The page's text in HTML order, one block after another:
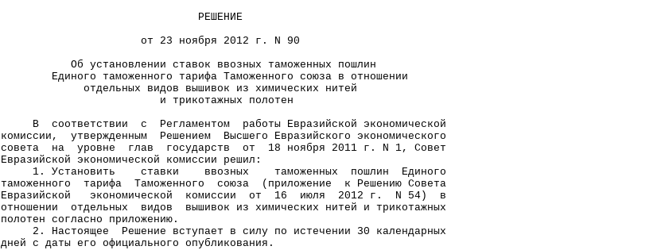
                               РЕШЕНИЕ
                      от 23 ноября 2012 г. N 90
           Об установлении ставок ввозных таможенных пошлин
        Единого таможенного тарифа Таможенного союза в отношении
             отдельных видов вышивок из химических нитей
                         и трикотажных полотен
     В  соответствии  с  Регламентом  работы Евразийской экономической
комиссии,  утвержденным  Решением  Высшего Евразийского экономического
совета  на  уровне  глав  государств  от  18 ноября 2011 г. N 1, Совет
Евразийской экономической комиссии решил:
     1. Установить    ставки    ввозных    таможенных  пошлин  Единого
таможенного  тарифа  Таможенного  союза  (приложение  к Решению Совета
Евразийской   экономической  комиссии  от  16  июля  2012 г.  N 54)  в
отношении  отдельных  видов  вышивок из химических нитей и трикотажных
полотен согласно приложению.
     2. Настоящее  Решение вступает в силу по истечении 30 календарных
дней с даты его официального опубликования.